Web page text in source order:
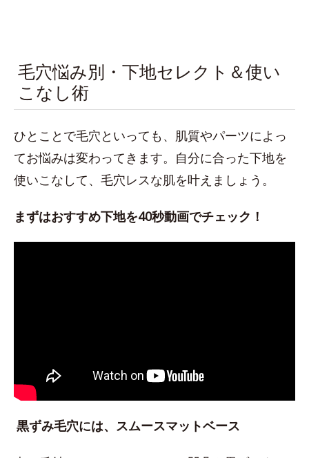
毛穴悩み別・下地セレクト＆使い
こなし術
ひとことで毛穴といっても、肌質やパーツによっ
てお悩みは変わってきます。自分に合った下地を
使いこなして、毛穴レスな肌を叶えましょう。
まずはおすすめ下地を40秒動画でチェック！
黒ずみ毛穴には、スムースマットベース